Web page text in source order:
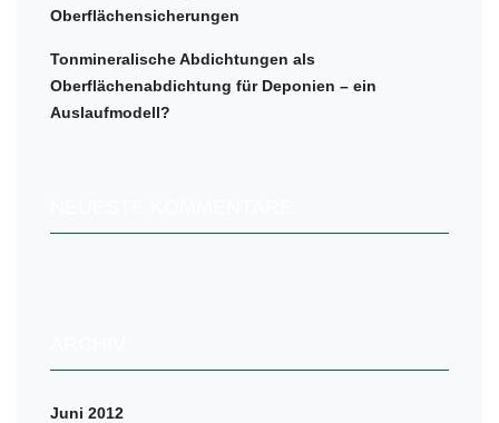
Oberflächensicherungen
Tonmineralische Abdichtungen als
Oberflächenabdichtung für Deponien – ein
Auslaufmodell?
Juni 2012